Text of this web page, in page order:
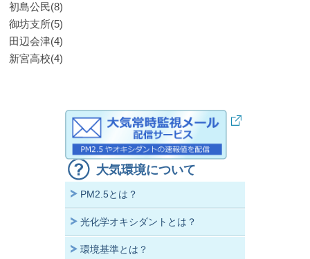
初島公民(8)
御坊支所(5)
田辺会津(4)
新宮高校(4)
大気環境について
PM2.5とは？
光化学オキシダントとは？
環境基準とは？